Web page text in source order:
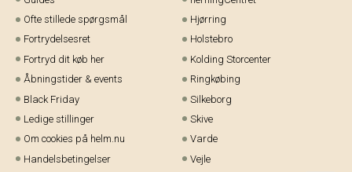
Ofte stillede spørgsmål
Fortrydelsesret
Fortryd dit køb her
Åbningstider & events
Black Friday
Ledige stillinger
Om cookies på helm.nu
Handelsbetingelser
Hjørring
Holstebro
Kolding Storcenter
Ringkøbing
Silkeborg
Skive
Varde
Vejle